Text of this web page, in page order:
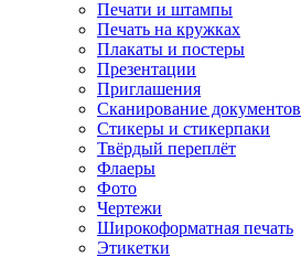
Печати и штампы
Печать на кружках
Плакаты и постеры
Презентации
Приглашения
Сканирование документов
Стикеры и стикерпаки
Твёрдый переплёт
Флаеры
Фото
Чертежи
Широкоформатная печать
Этикетки